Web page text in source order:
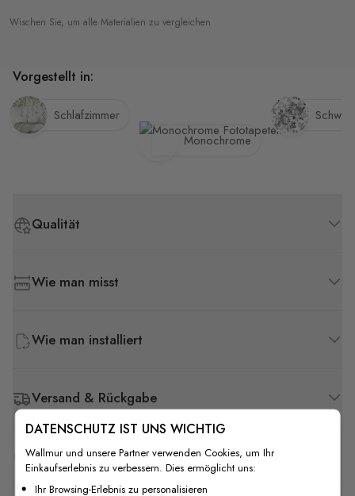
Wischen Sie, um alle Materialien zu vergleichen
Qualität
Wie man misst
Wie man installiert
Versand & Rückgabe
F.A.Q
Vorgestellt in:
Schlafzimmer
Monochrome
DATENSCHUTZ IST UNS WICHTIG
Wallmur und unsere Partner verwenden Cookies, um Ihr
Einkaufserlebnis zu verbessern. Dies ermöglicht uns:
Ihr Browsing-Erlebnis zu personalisieren